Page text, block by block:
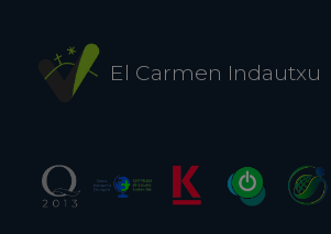
El Carmen Indautxu